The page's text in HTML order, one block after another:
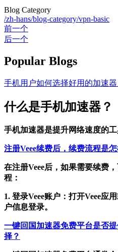
Blog Category
/zh-hans/blog-category/vpn-basic
前一个
后一个
Popular Blogs
手机用户如何选择好用的加速器
什么是手机加速器？
手机加速器是提升网络速度的工
注册Veee续费后，续费流程是
在注册Veee后，如果需要续费
程：
1. 登录Veee账户：打开Veee应
户信息登录。
一键回国加速器免费平台是否
择？